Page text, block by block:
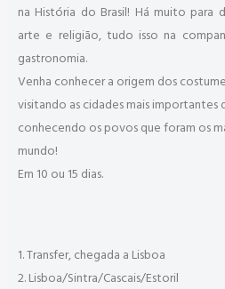
na História do Brasil! Há muito para
arte e religião, tudo isso na
gastronomia.
Venha conhecer a origem dos
visitando as cidades mais importantes
conhecendo os povos que foram os
mundo!
Em 10 ou 15 dias.
1. Transfer, chegada a Lisboa
2. Lisboa/Sintra/Cascais/Estoril